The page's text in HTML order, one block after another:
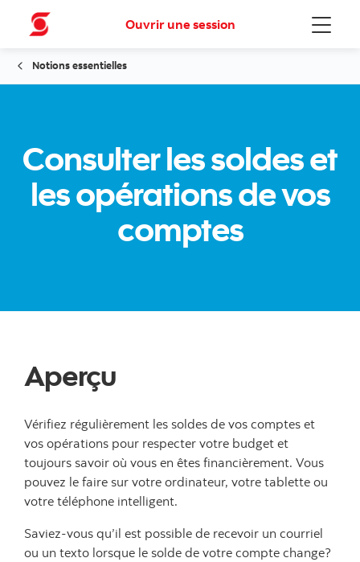
Menu
Ouvrir une session
Notions essentielles
Consulter les soldes et
les opérations de vos
comptes
Aperçu
Vérifiez régulièrement les soldes de vos comptes et
vos opérations pour respecter votre budget et
toujours savoir où vous en êtes financièrement. Vous
pouvez le faire sur votre ordinateur, votre tablette ou
votre téléphone intelligent.
Saviez-vous qu’il est possible de recevoir un courriel
ou un texto lorsque le solde de votre compte change?